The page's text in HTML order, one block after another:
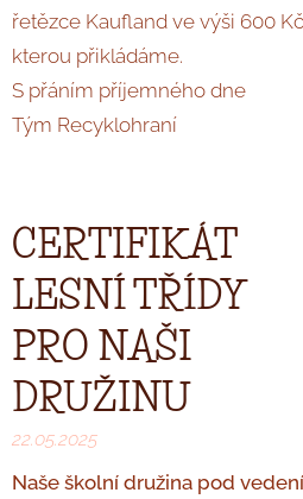
řetězce Kaufland ve výši 600
kterou přikládáme.
S přáním příjemného dne
Tým Recyklohraní
CERTIFIKÁT
LESNÍ TŘÍDY
PRO NAŠI
DRUŽINU
22.05.2025
Naše školní družina pod